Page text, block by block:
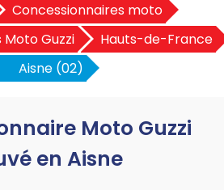
Concessionnaires moto
Guzzi
Hauts-de-France
Aisne (02)
Moto Guzzi
en Aisne